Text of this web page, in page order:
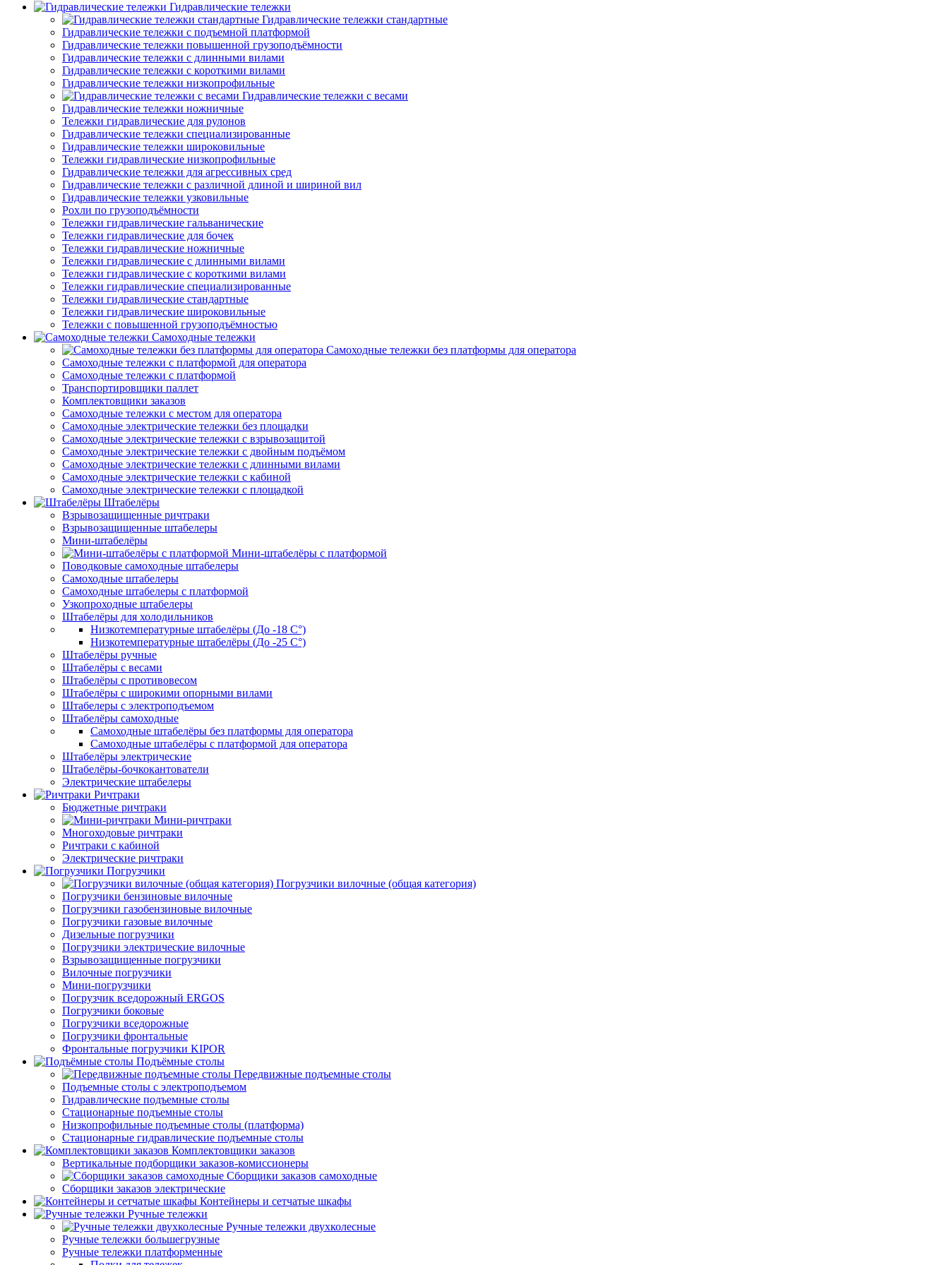
Гидравлические тележки
Гидравлические тележки стандартные
Гидравлические тележки с подъемной платформой
Гидравлические тележки повышенной грузоподъёмности
Гидравлические тележки с длинными вилами
Гидравлические тележки с короткими вилами
Гидравлические тележки низкопрофильные
Гидравлические тележки с весами
Гидравлические тележки ножничные
Тележки гидравлические для рулонов
Гидравлические тележки специализированные
Гидравлические тележки широковильные
Тележки гидравлические низкопрофильные
Гидравлические тележки для агрессивных сред
Гидравлические тележки с различной длиной и шириной вил
Гидравлические тележки узковильные
Рохли по грузоподъёмности
Тележки гидравлические гальванические
Тележки гидравлические для бочек
Тележки гидравлические ножничные
Тележки гидравлические с длинными вилами
Тележки гидравлические с короткими вилами
Тележки гидравлические специализированные
Тележки гидравлические стандартные
Тележки гидравлические широковильные
Тележки с повышенной грузоподъёмностью
Самоходные тележки
Самоходные тележки без платформы для оператора
Самоходные тележки с платформой для оператора
Самоходные тележки с платформой
Транспортировщики паллет
Комплектовщики заказов
Самоходные тележки с местом для оператора
Самоходные электрические тележки без площадки
Самоходные электрические тележки с взрывозащитой
Самоходные электрические тележки с двойным подъёмом
Самоходные электрические тележки с длинными вилами
Самоходные электрические тележки с кабиной
Самоходные электрические тележки с площадкой
Штабелёры
Взрывозащищенные ричтраки
Взрывозащищенные штабелеры
Мини-штабелёры
Мини-штабелёры с платформой
Поводковые самоходные штабелеры
Самоходные штабелеры
Самоходные штабелеры с платформой
Узкопроходные штабелеры
Штабелёры для холодильников
Низкотемпературные штабелёры (До -18 C°)
Низкотемпературные штабелёры (До -25 C°)
Штабелёры ручные
Штабелёры с весами
Штабелёры с противовесом
Штабелёры с широкими опорными вилами
Штабелеры с электроподъемом
Штабелёры самоходные
Самоходные штабелёры без платформы для оператора
Самоходные штабелёры с платформой для оператора
Штабелёры электрические
Штабелёры-бочкокантователи
Электрические штабелеры
Ричтраки
Бюджетные ричтраки
Мини-ричтраки
Многоходовые ричтраки
Ричтраки с кабиной
Электрические ричтраки
Погрузчики
Погрузчики вилочные (общая категория)
Погрузчики бензиновые вилочные
Погрузчики газобензиновые вилочные
Погрузчики газовые вилочные
Дизельные погрузчики
Погрузчики электрические вилочные
Взрывозащищенные погрузчики
Вилочные погрузчики
Мини-погрузчики
Погрузчик вседорожный ERGOS
Погрузчики боковые
Погрузчики вседорожные
Погрузчики фронтальные
Фронтальные погрузчики KIPOR
Подъёмные столы
Передвижные подъемные столы
Подъемные столы с электроподъемом
Гидравлические подъемные столы
Стационарные подъемные столы
Низкопрофильные подъемные столы (платформа)
Стационарные гидравлические подъемные столы
Комплектовщики заказов
Вертикальные подборщики заказов-комиссионеры
Сборщики заказов самоходные
Сборщики заказов электрические
Контейнеры и сетчатые шкафы
Ручные тележки
Ручные тележки двухколесные
Ручные тележки большегрузные
Ручные тележки платформенные